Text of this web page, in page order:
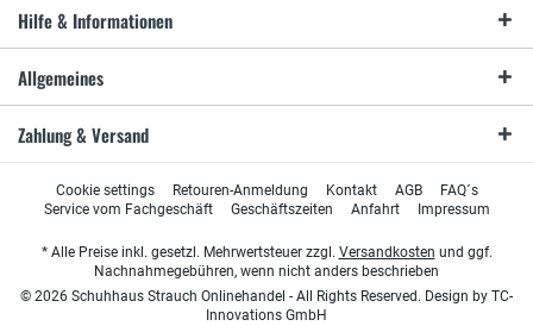
Hilfe & Informationen
Allgemeines
Zahlung & Versand
Cookie settings Retouren-Anmeldung Kontakt AGB
FAQ´s
Service vom Fachgeschäft
Geschäftszeiten Anfahrt Impressum
* Alle Preise inkl. gesetzl. Mehrwertsteuer zzgl. Versandkosten und ggf.
Nachnahmegebühren, wenn nicht anders beschrieben
© 2026 Schuhhaus Strauch Onlinehandel - All Rights Reserved. Design by TC-
Innovations GmbH